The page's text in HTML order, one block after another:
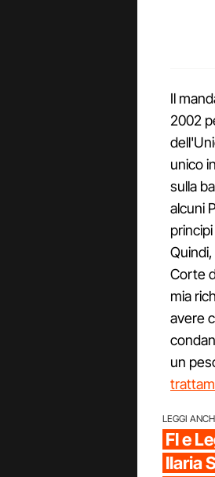
Il
2002
unico
sulla
alcuni
Corte
mia
avere
un
LEGGI
FI e
Ilaria